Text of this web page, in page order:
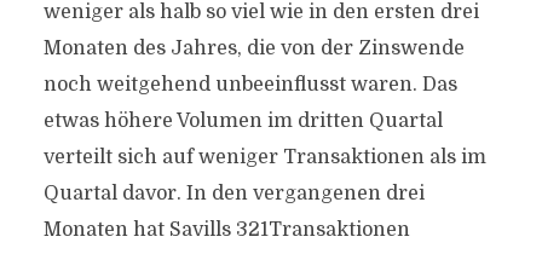
weniger als halb so viel wie in den ersten drei
Monaten des Jahres, die von der Zinswende
noch weitgehend unbeeinflusst waren. Das
etwas höhere Volumen im dritten Quartal
verteilt sich auf weniger Transaktionen als im
Quartal davor. In den vergangenen drei
Monaten hat Savills 321Transaktionen